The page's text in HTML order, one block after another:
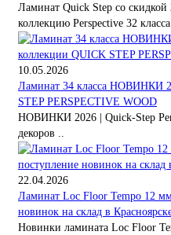
Ламинат Quick Step со
коллекцию Perspective 32 класса
10.05.2026
Ламинат 34 класса НОВИНКИ
STEP PERSPECTIVE WOOD
НОВИНКИ 2026 | Quick-Step
декоров ..
22.04.2026
Ламинат Loc Floor Tempo 12
новинок на склад в
Новинки ламината Loc Floor